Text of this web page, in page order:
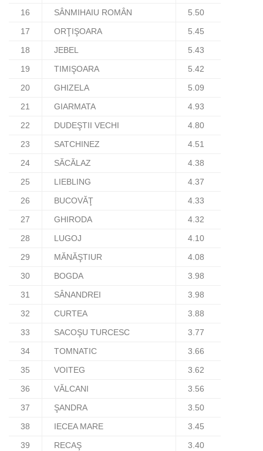
16 SÂNMIHAIU ROMÂN 5.50
17 ORŢIŞOARA 5.45
18 JEBEL 5.43
19 TIMIŞOARA 5.42
20 GHIZELA 5.09
21 GIARMATA 4.93
22 DUDEŞTII VECHI 4.80
23 SATCHINEZ 4.51
24 SĂCĂLAZ 4.38
25 LIEBLING 4.37
26 BUCOVĂŢ 4.33
27 GHIRODA 4.32
28 LUGOJ 4.10
29 MĂNĂŞTIUR 4.08
30 BOGDA 3.98
31 SÂNANDREI 3.98
32 CURTEA 3.88
33 SACOŞU TURCESC 3.77
34 TOMNATIC 3.66
35 VOITEG 3.62
36 VĂLCANI 3.56
37 ŞANDRA 3.50
38 IECEA MARE 3.45
39 RECAŞ 3.40